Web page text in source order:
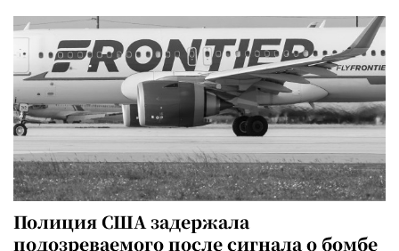
Полиция США задержала
подозреваемого после сигнала о бомбе